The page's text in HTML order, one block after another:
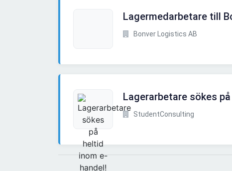
Lagermedarbetare till
Bonver Logistics AB
Lagerarbetare sökes
StudentConsulting